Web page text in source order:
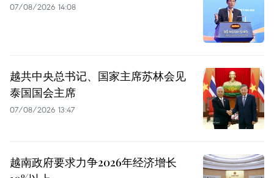
07/08/2026 14:08
越共中央总书记、国家主席苏林会见
泰国国会主席
07/08/2026 13:47
越南政府要求力争2026年经济增长